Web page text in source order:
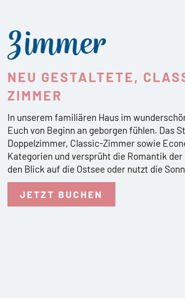
Zimmer
NEU GESTALTETE,
ZIMMER
In unserem familiären Haus im
Euch von Beginn an geborgen fühlen. Das
Doppelzimmer, Classic-Zimmer sowie
Kategorien und versprüht die Romantik
den Blick auf die Ostsee oder nutzt die
JETZT BUCHEN